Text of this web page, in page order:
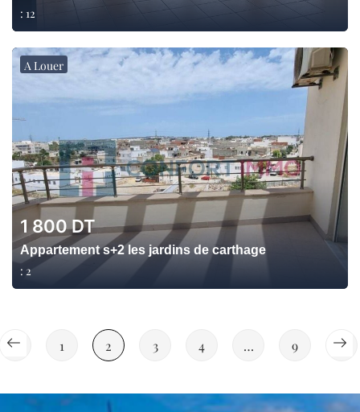
: 12
A Louer
1 800DT
Appartement s+2 les jardins de carthage
: 2
1 2 3 4 … 9